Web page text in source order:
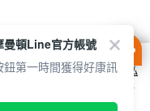
方式之詳情，及若您不希
設定，請參閱本網站「
隱私
示您同意本公司得按本網站使
曼頓Line官方帳號
鈕第一時間獲得好康訊